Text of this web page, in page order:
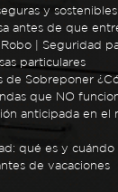
y sostenibles
antes de que
| Seguridad
particulares
de Sobreponer
que NO
anticipada en el
qué es y cuándo
de vacaciones